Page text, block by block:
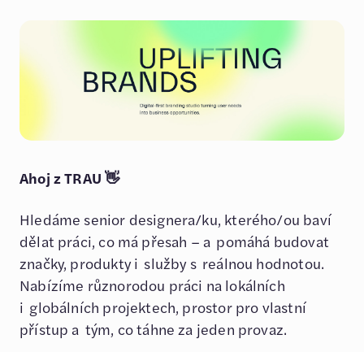
Ahoj z TRAU 👋
Hledáme senior designera/ku, kterého/ou baví
dělat práci, co má přesah – a pomáhá budovat
značky, produkty i služby s reálnou hodnotou.
Nabízíme různorodou práci na lokálních
i globálních projektech, prostor pro vlastní
přístup a tým, co táhne za jeden provaz.